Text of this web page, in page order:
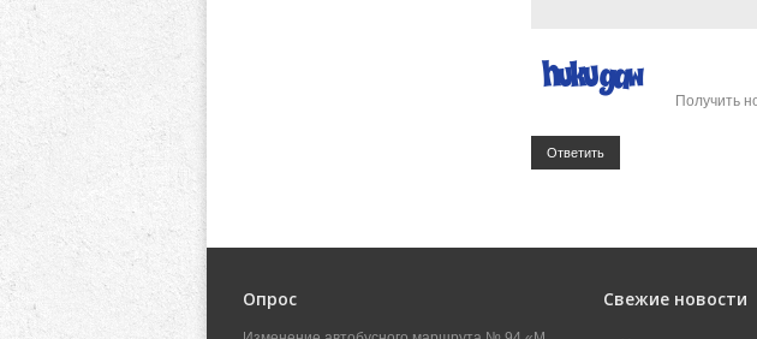
Получить
Ответить
Опрос Свежие новости